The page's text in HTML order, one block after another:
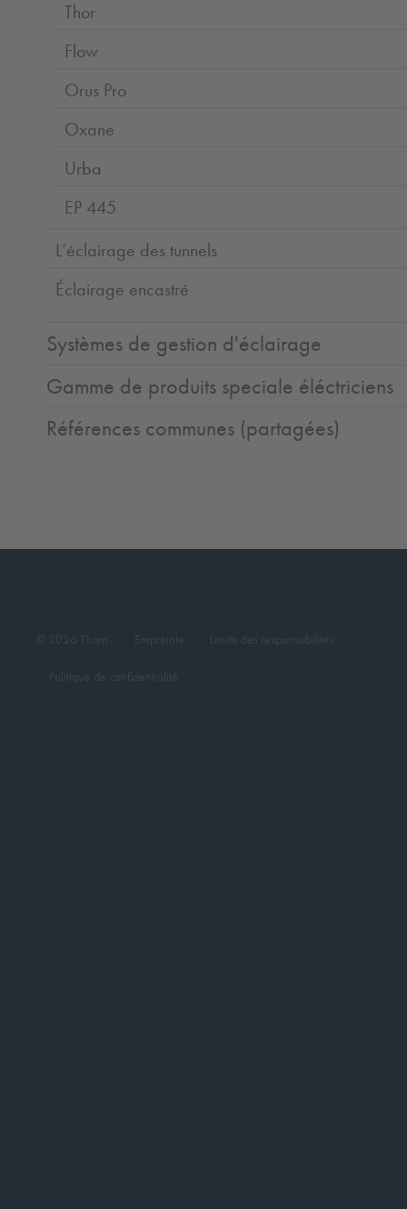
Thor
Flow
Orus Pro
Oxane
Urba
EP 445
L’éclairage des tunnels
Éclairage encastré
Systèmes de gestion d'éclairage
Gamme de produits speciale éléctriciens
Références communes (partagées)